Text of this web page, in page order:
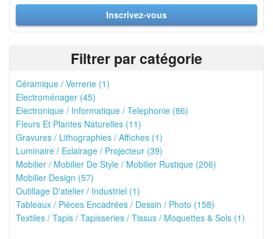
Inscrivez-vous
Filtrer par catégorie
Céramique / Verrerie (1)
Electroménager (45)
Electronique / Informatique / Telephonie (86)
Fleurs Et Plantes Naturelles (11)
Gravures / Lithographies / Affiches (1)
Luminaire / Eclairage / Projecteur (39)
Mobilier / Mobilier De Style / Mobilier Rustique (206)
Mobilier Design (57)
Outillage D'atelier / Industriel (1)
Tableaux / Pièces Encadrées / Dessin / Photo (158)
Textiles / Tapis / Tapisseries / Tissus / Moquettes & Sols (1)